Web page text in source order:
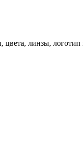
цвета, линзы,